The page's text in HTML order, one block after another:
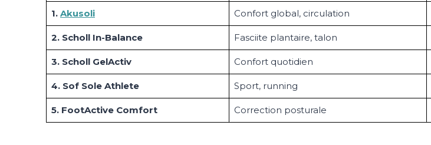
1. Akusoli Confort global, circulation
2. Scholl In-Balance Fasciite plantaire, talon
3. Scholl GelActiv Confort quotidien
4. Sof Sole Athlete Sport, running
5. FootActive Comfort Correction posturale